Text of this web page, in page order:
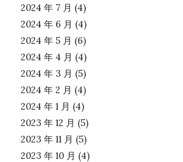
2024 年 7 月 (4)
2024 年 6 月 (4)
2024 年 5 月 (6)
2024 年 4 月 (4)
2024 年 3 月 (5)
2024 年 2 月 (4)
2024 年 1 月 (4)
2023 年 12 月 (5)
2023 年 11 月 (5)
2023 年 10 月 (4)